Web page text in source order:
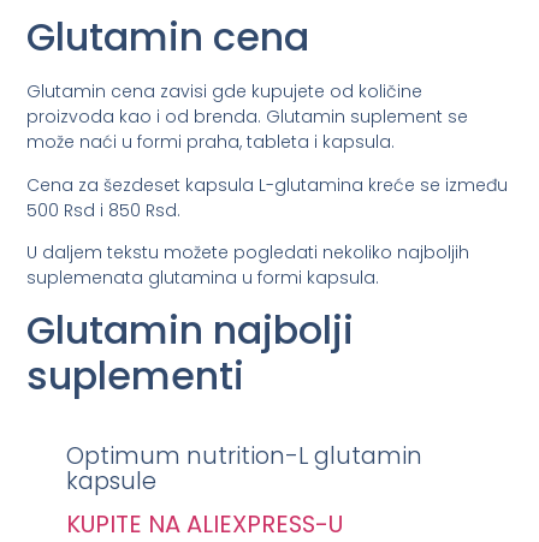
Glutamin cena
Glutamin cena zavisi gde kupujete od količine
proizvoda kao i od brenda. Glutamin suplement se
može naći u formi praha, tableta i kapsula.
Cena za šezdeset kapsula L-glutamina kreće se između
500 Rsd i 850 Rsd.
U daljem tekstu možete pogledati nekoliko najboljih
suplemenata glutamina u formi kapsula.
Glutamin najbolji
suplementi
Optimum nutrition-L glutamin
kapsule
KUPITE NA ALIEXPRESS-U